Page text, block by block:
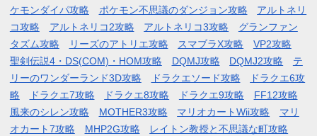
ケモンダイパ攻略
ポケモン不思議のダンジョン攻略
アルトネリ
コ攻略
アルトネリコ2攻略 アルトネリコ3攻略
グランファン
タズム攻略
リーズのアトリエ攻略 スマブラX攻略
VP2攻略
聖剣伝説4・DS(COM)・HOM攻略
DQMJ攻略 DQMJ2攻略
テ
リーのワンダーランド3D攻略
ドラクエソード攻略
ドラクエ6攻
略
ドラクエ7攻略 ドラクエ8攻略 ドラクエ9攻略
FF12攻略
風来のシレン攻略
MOTHER3攻略 マリオカートWii攻略
マリ
オカート7攻略
MHP2G攻略
レイトン教授と不思議な町攻略